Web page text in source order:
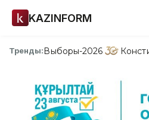
KAZINFORM
Тренды:Выборы-2026